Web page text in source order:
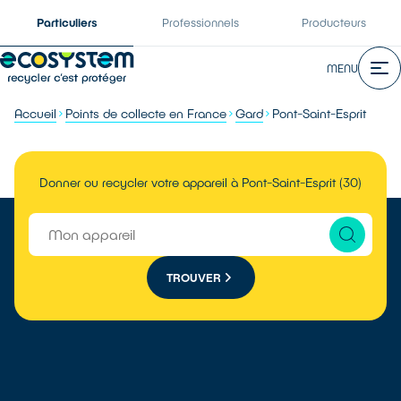
Particuliers Professionnels Producteurs
MENU
Accueil Points de collecte en France Gard Pont-Saint-Esprit
Donner ou recycler votre appareil à Pont-Saint-Esprit (30)
TROUVER